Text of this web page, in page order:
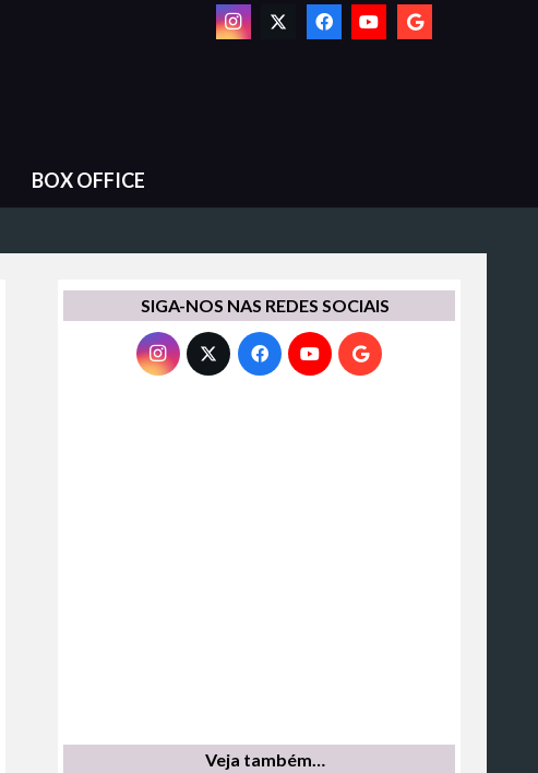
BOX OFFICE
SIGA-NOS NAS REDES SOCIAIS
Veja também…